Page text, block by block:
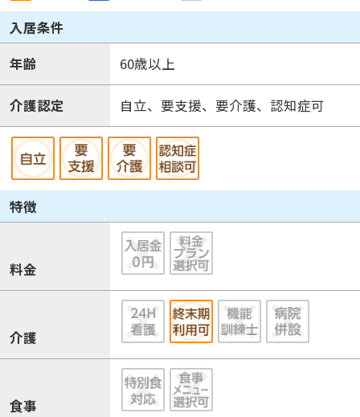
入居条件
年齢
60歳以上
介護認定 自立、要支援、要介護、認知症可
特徴
料金
介護
食事